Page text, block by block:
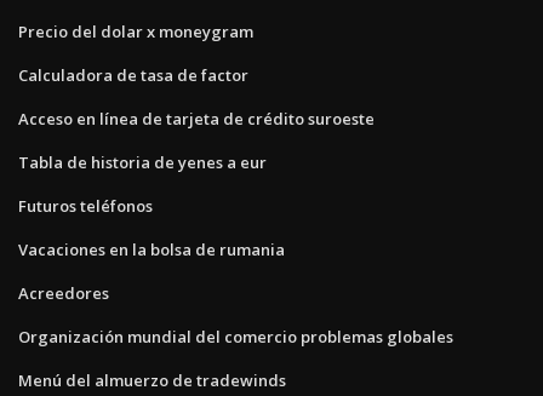
Precio del dolar x moneygram
Calculadora de tasa de factor
Acceso en línea de tarjeta de crédito suroeste
Tabla de historia de yenes a eur
Futuros teléfonos
Vacaciones en la bolsa de rumania
Acreedores
Organización mundial del comercio problemas globales
Menú del almuerzo de tradewinds